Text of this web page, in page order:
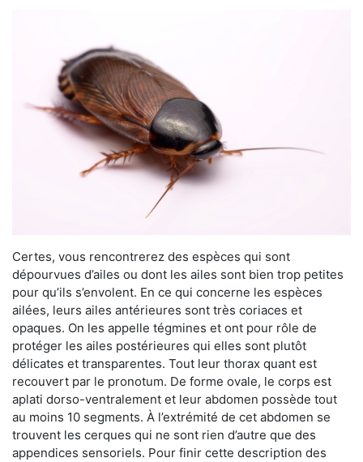
Certes, vous rencontrerez des espèces qui sont
dépourvues d’ailes ou dont les ailes sont bien trop petites
pour qu’ils s’envolent. En ce qui concerne les espèces
ailées, leurs ailes antérieures sont très coriaces et
opaques. On les appelle tégmines et ont pour rôle de
protéger les ailes postérieures qui elles sont plutôt
délicates et transparentes. Tout leur thorax quant est
recouvert par le pronotum. De forme ovale, le corps est
aplati dorso-ventralement et leur abdomen possède tout
au moins 10 segments. À l’extrémité de cet abdomen se
trouvent les cerques qui ne sont rien d’autre que des
appendices sensoriels. Pour finir cette description des